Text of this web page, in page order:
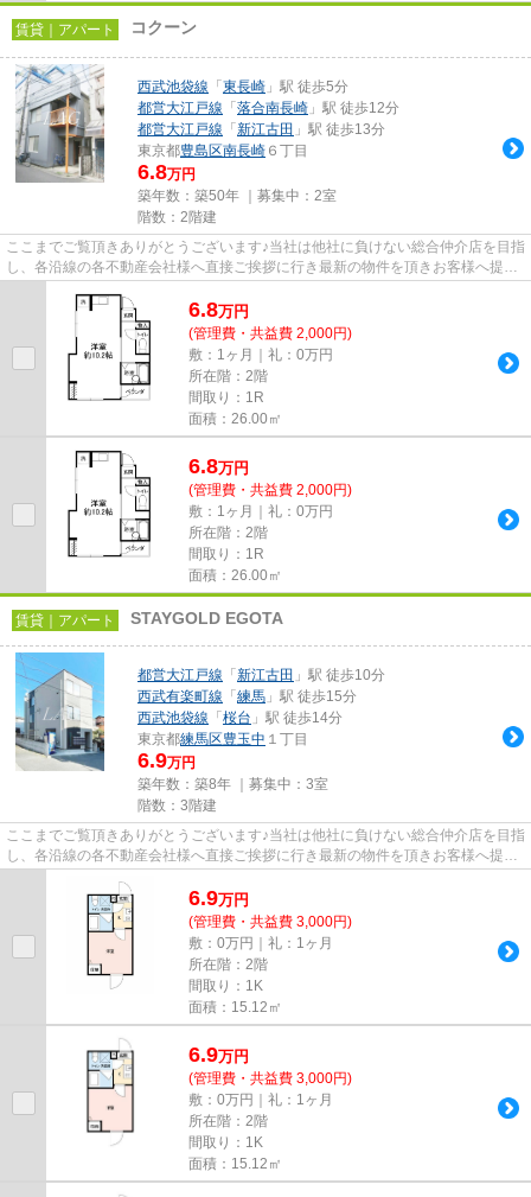
賃貸｜アパート コクーン
西武池袋線 「 東長崎 」駅 徒歩5分
都営大江戸線 「 落合南長崎 」駅 徒歩12分
都営大江戸線 「 新江古田 」駅 徒歩13分
東京都豊島区南長崎 ６丁目
6.8万円
築年数：築50年 ｜募集中： 2室
階数：2階建
ここまでご覧頂きありがとうございます♪当社は他社に負けない総合仲介店を目指
し、各沿線の各不動産会社様へ直接ご挨拶に行き最新の物件を頂きお客様へ提供
6.8万円
(管理費・共益費 2,000円)
敷：1ヶ月｜礼：0万円
所在階：2階
間取り：1R
面積：26.00㎡
6.8万円
(管理費・共益費 2,000円)
敷：1ヶ月｜礼：0万円
所在階：2階
間取り：1R
面積：26.00㎡
賃貸｜アパート STAYGOLD EGOTA
都営大江戸線 「 新江古田 」駅 徒歩10分
西武有楽町線 「 練馬 」駅 徒歩15分
西武池袋線 「 桜台 」駅 徒歩14分
東京都練馬区豊玉中 １丁目
6.9万円
築年数：築8年 ｜募集中： 3室
階数：3階建
ここまでご覧頂きありがとうございます♪当社は他社に負けない総合仲介店を目指
し、各沿線の各不動産会社様へ直接ご挨拶に行き最新の物件を頂きお客様へ提供
6.9万円
(管理費・共益費 3,000円)
敷：0万円｜礼：1ヶ月
所在階：2階
間取り：1K
面積：15.12㎡
6.9万円
(管理費・共益費 3,000円)
敷：0万円｜礼：1ヶ月
所在階：2階
間取り：1K
面積：15.12㎡